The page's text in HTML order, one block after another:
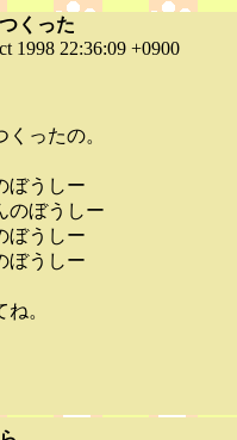
くった
1998 22:36:09 +0900
くったの。
ぼうしー
ぼうしー
うしー
うしー
。